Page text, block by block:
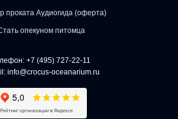
проката Аудиогида (оферта)
опекуном питомца
+7 (495) 727-22-11
info@crocus-oceanarium.ru